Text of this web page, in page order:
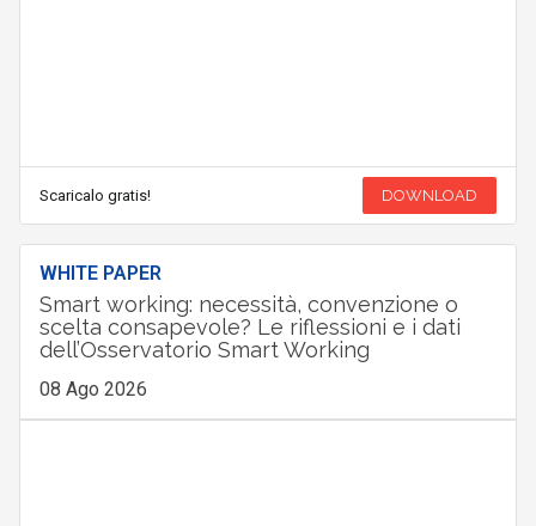
Scaricalo gratis! DOWNLOAD
WHITE PAPER
Smart working: necessità, convenzione o
scelta consapevole? Le riflessioni e i dati
dell’Osservatorio Smart Working
08 Ago 2026